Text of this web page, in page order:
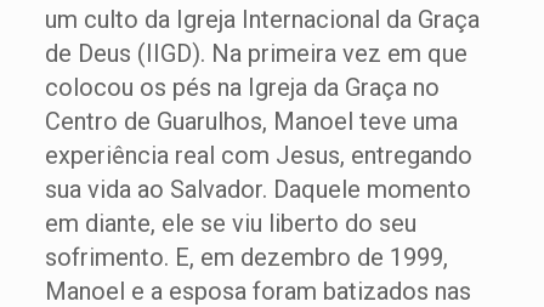
um culto da Igreja Internacional da Graça
de Deus (IIGD). Na primeira vez em que
colocou os pés na Igreja da Graça no
Centro de Guarulhos, Manoel teve uma
experiência real com Jesus, entregando
sua vida ao Salvador. Daquele momento
em diante, ele se viu liberto do seu
sofrimento. E, em dezembro de 1999,
Manoel e a esposa foram batizados nas